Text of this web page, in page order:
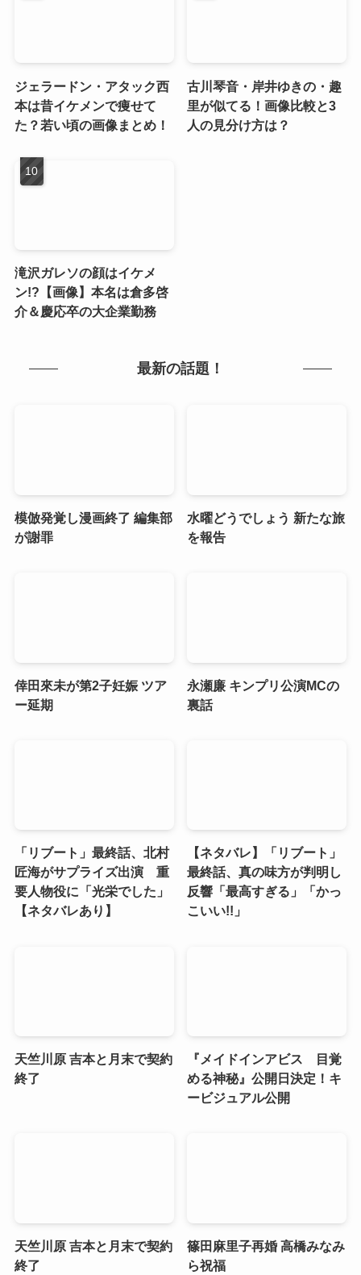
ジェラードン・アタック西
本は昔イケメンで痩せて
た？若い頃の画像まとめ！
古川琴音・岸井ゆきの・趣
里が似てる！画像比較と3
人の見分け方は？
滝沢ガレソの顔はイケメ
ン!?【画像】本名は倉多啓
介＆慶応卒の大企業勤務
最新の話題！
模倣発覚し漫画終了 編集部
が謝罪
水曜どうでしょう 新たな旅
を報告
倖田來未が第2子妊娠 ツア
ー延期
永瀬廉 キンプリ公演MCの
裏話
「リブート」最終話、北村
匠海がサプライズ出演 重
要人物役に「光栄でした」
【ネタバレあり】
【ネタバレ】「リブート」
最終話、真の味方が判明し
反響「最高すぎる」「かっ
こいい!!」
天竺川原 吉本と月末で契約
終了
『メイドインアビス 目覚
める神秘』公開日決定！キ
ービジュアル公開
天竺川原 吉本と月末で契約
終了
篠田麻里子再婚 高橋みなみ
ら祝福